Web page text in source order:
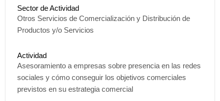
Sector de Actividad
Otros Servicios de Comercialización y Distribución de
Productos y/o Servicios
Actividad
Asesoramiento a empresas sobre presencia en las redes
sociales y cómo conseguir los objetivos comerciales
previstos en su estrategia comercial